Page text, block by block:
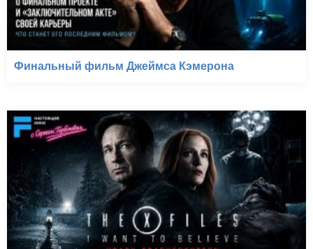
Финальный фильм Джеймса Кэмерона